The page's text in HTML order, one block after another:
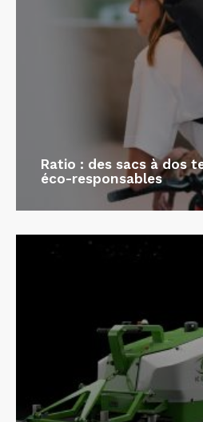
Ratio : des sacs à dos
éco-responsables